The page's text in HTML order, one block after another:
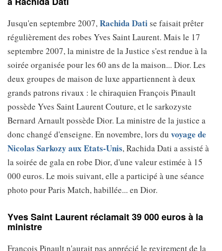
Jusqu'en septembre 2007,Rachida Datise faisait prêter
régulièrement des robes Yves Saint Laurent. Mais le 17
septembre 2007, la ministre de la Justice s'est rendue à la
soirée organisée pour les 60 ans de la maison... Dior. Les
deux groupes de maison de luxe appartiennent à deux
grands patrons rivaux : le chiraquien François Pinault
possède Yves Saint Laurent Couture, et le sarkozyste
Bernard Arnault possède Dior. La ministre de la justice a
donc changé d'enseigne. En novembre, lors du voyage de
Nicolas Sarkozy aux Etats-Unis, Rachida Dati a assisté à
la soirée de gala en robe Dior, d'une valeur estimée à 15
000 euros. Le mois suivant, elle a participé à une séance
photo pour Paris Match, habillée... en Dior.
Yves Saint Laurent réclamait 39 000 euros à la
ministre
François Pinault n'aurait pas apprécié le revirement de la